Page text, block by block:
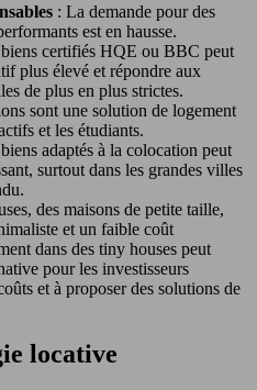
: La demande pour des
est en hausse.
biens certifiés HQE ou BBC peut
plus élevé et répondre aux
de plus en plus strictes.
sont une solution de logement
et les étudiants.
adaptés à la colocation peut
surtout dans les grandes villes
des maisons de petite taille,
et un faible coût
dans des tiny houses peut
pour les investisseurs
et à proposer des solutions de
locative